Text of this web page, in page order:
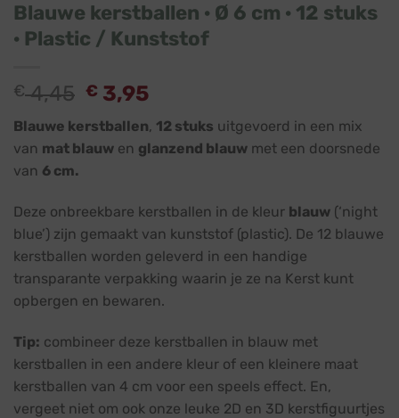
Blauwe kerstballen · Ø 6 cm · 12 stuks
· Plastic / Kunststof
€4,45 Oorspronkelijke
was:
€ 4,45.
€ 3,95
is:
€ 3,95.
Blauwe kerstballen, 12 stuks uitgevoerd in een mix
van mat blauw en glanzend blauw met een doorsnede
van 6 cm.
Deze onbreekbare kerstballen in de kleur blauw (‘night
blue’) zijn gemaakt van kunststof (plastic). De 12 blauwe
kerstballen worden geleverd in een handige
transparante verpakking waarin je ze na Kerst kunt
opbergen en bewaren.
Tip: combineer deze kerstballen in blauw met
kerstballen in een andere kleur of een kleinere maat
kerstballen van 4 cm voor een speels effect. En,
vergeet niet om ook onze leuke 2D en 3D kerstfiguurtjes